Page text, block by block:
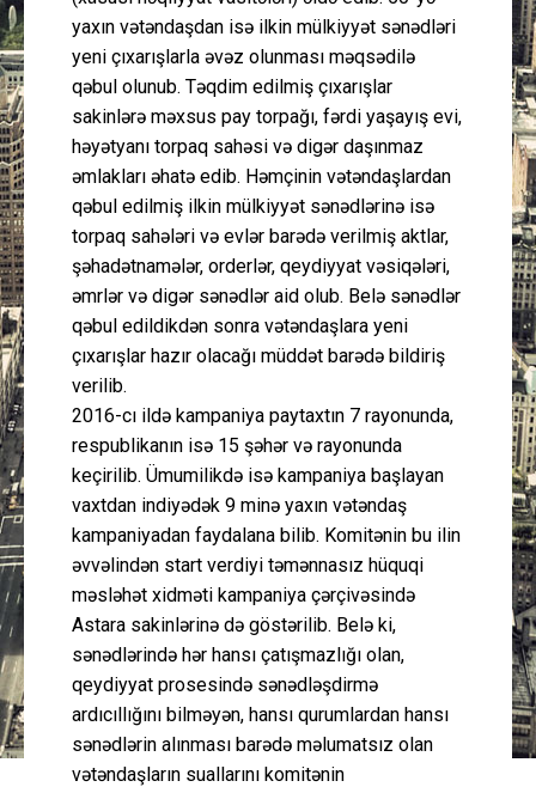
Əlaqə
yaxın vətəndaşdan isə ilkin mülkiyyət sənədləri
yeni çıxarışlarla əvəz olunması məqsədilə
qəbul olunub. Təqdim edilmiş çıxarışlar
sakinlərə məxsus pay torpağı, fərdi yaşayış evi,
həyətyanı torpaq sahəsi və digər daşınmaz
əmlakları əhatə edib. Həmçinin vətəndaşlardan
qəbul edilmiş ilkin mülkiyyət sənədlərinə isə
torpaq sahələri və evlər barədə verilmiş aktlar,
şəhadətnamələr, orderlər, qeydiyyat vəsiqələri,
əmrlər və digər sənədlər aid olub. Belə sənədlər
qəbul edildikdən sonra vətəndaşlara yeni
çıxarışlar hazır olacağı müddət barədə bildiriş
verilib.
2016-cı ildə kampaniya paytaxtın 7 rayonunda,
respublikanın isə 15 şəhər və rayonunda
keçirilib. Ümumilikdə isə kampaniya başlayan
vaxtdan indiyədək 9 minə yaxın vətəndaş
kampaniyadan faydalana bilib. Komitənin bu ilin
əvvəlindən start verdiyi təmənnasız hüquqi
məsləhət xidməti kampaniya çərçivəsində
Astara sakinlərinə də göstərilib. Belə ki,
sənədlərində hər hansı çatışmazlığı olan,
qeydiyyat prosesində sənədləşdirmə
ardıcıllığını bilməyən, hansı qurumlardan hansı
sənədlərin alınması barədə məlumatsız olan
vətəndaşların suallarını komitənin